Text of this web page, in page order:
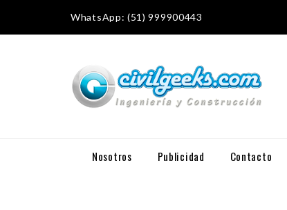
WhatsApp: (51) 999900443
Nosotros Publicidad Contacto